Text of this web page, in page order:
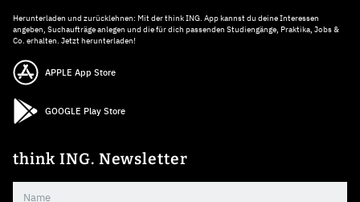
Herunterladen und zurücklehnen: Mit der think ING. App kannst du deine Interessen
angeben, Suchaufträge anlegen und die für dich passenden Studiengänge, Praktika, Jobs &
Co. erhalten. Jetzt herunterladen!
APPLE App Store
GOOGLE Play Store
think ING. Newsletter